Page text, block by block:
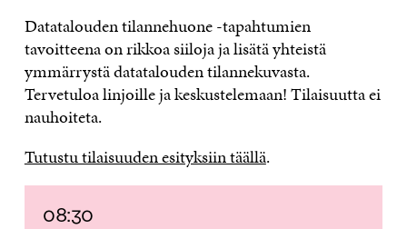
Datatalouden tilannehuone -tapahtumien
tavoitteena on rikkoa siiloja ja lisätä yhteistä
ymmärrystä datatalouden tilannekuvasta.
Tervetuloa linjoille ja keskustelemaan! Tilaisuutta ei
nauhoiteta.
Tutustu tilaisuuden esityksiin täällä.
08:30